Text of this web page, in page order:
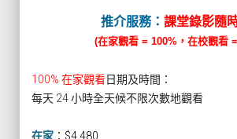
推介服務： 課堂錄影隨
(在家觀看 = 100%，在校觀看
100% 在家觀看日期及時間：
每天 24 小時全天候不限次數地觀看
在家 ： $4,480